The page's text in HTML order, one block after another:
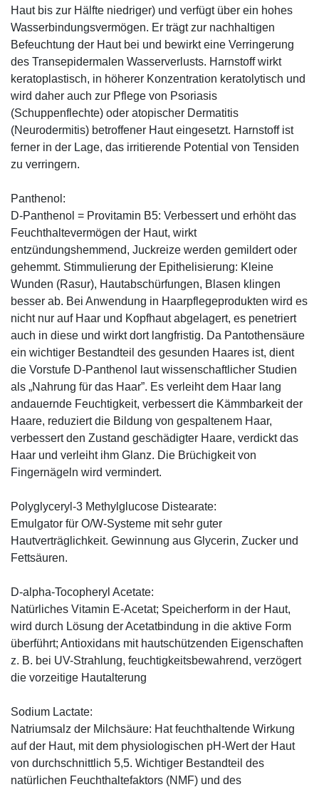
Haut bis zur Hälfte niedriger) und verfügt über ein hohes
Wasserbindungsvermögen. Er trägt zur nachhaltigen
Befeuchtung der Haut bei und bewirkt eine Verringerung
des Transepidermalen Wasserverlusts. Harnstoff wirkt
keratoplastisch, in höherer Konzentration keratolytisch und
wird daher auch zur Pflege von Psoriasis
(Schuppenflechte) oder atopischer Dermatitis
(Neurodermitis) betroffener Haut eingesetzt. Harnstoff ist
ferner in der Lage, das irritierende Potential von Tensiden
zu verringern.
Panthenol:
D-Panthenol = Provitamin B5: Verbessert und erhöht das
Feuchthaltevermögen der Haut, wirkt
entzündungshemmend, Juckreize werden gemildert oder
gehemmt. Stimmulierung der Epithelisierung: Kleine
Wunden (Rasur), Hautabschürfungen, Blasen klingen
besser ab. Bei Anwendung in Haarpflegeprodukten wird es
nicht nur auf Haar und Kopfhaut abgelagert, es penetriert
auch in diese und wirkt dort langfristig. Da Pantothensäure
ein wichtiger Bestandteil des gesunden Haares ist, dient
die Vorstufe D-Panthenol laut wissenschaftlicher Studien
als „Nahrung für das Haar”. Es verleiht dem Haar lang
andauernde Feuchtigkeit, verbessert die Kämmbarkeit der
Haare, reduziert die Bildung von gespaltenem Haar,
verbessert den Zustand geschädigter Haare, verdickt das
Haar und verleiht ihm Glanz. Die Brüchigkeit von
Fingernägeln wird vermindert.
Polyglyceryl-3 Methylglucose Distearate:
Emulgator für O/W-Systeme mit sehr guter
Hautverträglichkeit. Gewinnung aus Glycerin, Zucker und
Fettsäuren.
D-alpha-Tocopheryl Acetate:
Natürliches Vitamin E-Acetat; Speicherform in der Haut,
wird durch Lösung der Acetatbindung in die aktive Form
überführt; Antioxidans mit hautschützenden Eigenschaften
z. B. bei UV-Strahlung, feuchtigkeitsbewahrend, verzögert
die vorzeitige Hautalterung
Sodium Lactate:
Natriumsalz der Milchsäure: Hat feuchthaltende Wirkung
auf der Haut, mit dem physiologischen pH-Wert der Haut
von durchschnittlich 5,5. Wichtiger Bestandteil des
natürlichen Feuchthaltefaktors (NMF) und des